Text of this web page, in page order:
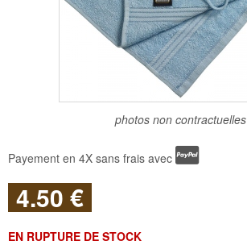
photos non contractuelles
Payement en 4X sans frais avec
4.50 €
EN RUPTURE DE STOCK